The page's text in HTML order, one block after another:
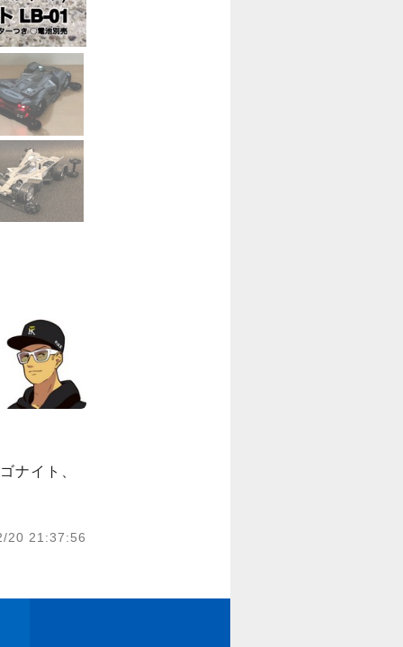
ナイト、
20 21:37:56